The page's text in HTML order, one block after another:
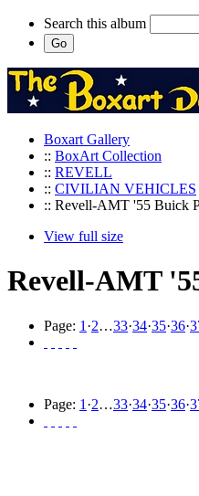
Search this album
Boxart Gallery
:: BoxArt Collection
:: REVELL
:: CIVILIAN VEHICLES
:: Revell-AMT '55 Buick
View full size
Revell-AMT
Page: 1 ·2…33·34·35·36·
Page: 1 ·2…33·34·35·36·